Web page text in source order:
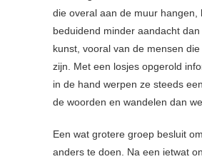
die overal aan de muur hangen,
beduidend minder aandacht dan
kunst, vooral van de mensen
zijn. Met een losjes opgerold
in de hand werpen ze steeds
de woorden en wandelen dan
Een wat grotere groep besluit
anders te doen. Na een ietwat